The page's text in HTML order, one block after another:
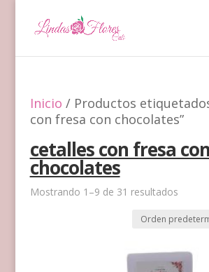
Inicio / Productos
con fresa con chocolates”
cetalles con fresa con
chocolates
Mostrando 1–9 de 31 resultados